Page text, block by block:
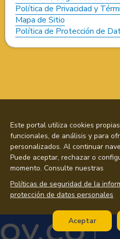
Política de Privacidad y
Mapa de Sitio
Política de Protección de
Este portal utiliza cookies
funcionales, de análisis y para
personalizados. Al continuar
Puede aceptar, rechazar o
momento. Consulte nuestras
Políticas de seguridad de la
protección de datos personales
Aceptar